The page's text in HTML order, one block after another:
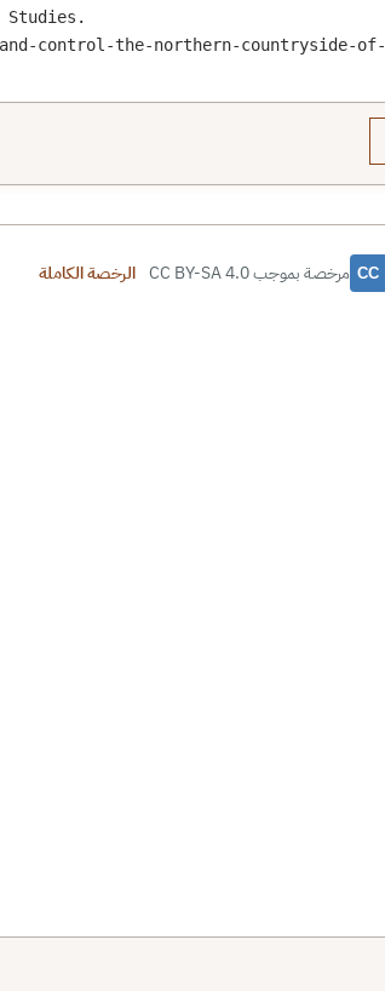
control-the-northern-countryside-of-
مرخصة بموجب CC BY-SA 4.0 الرخصة الكاملة